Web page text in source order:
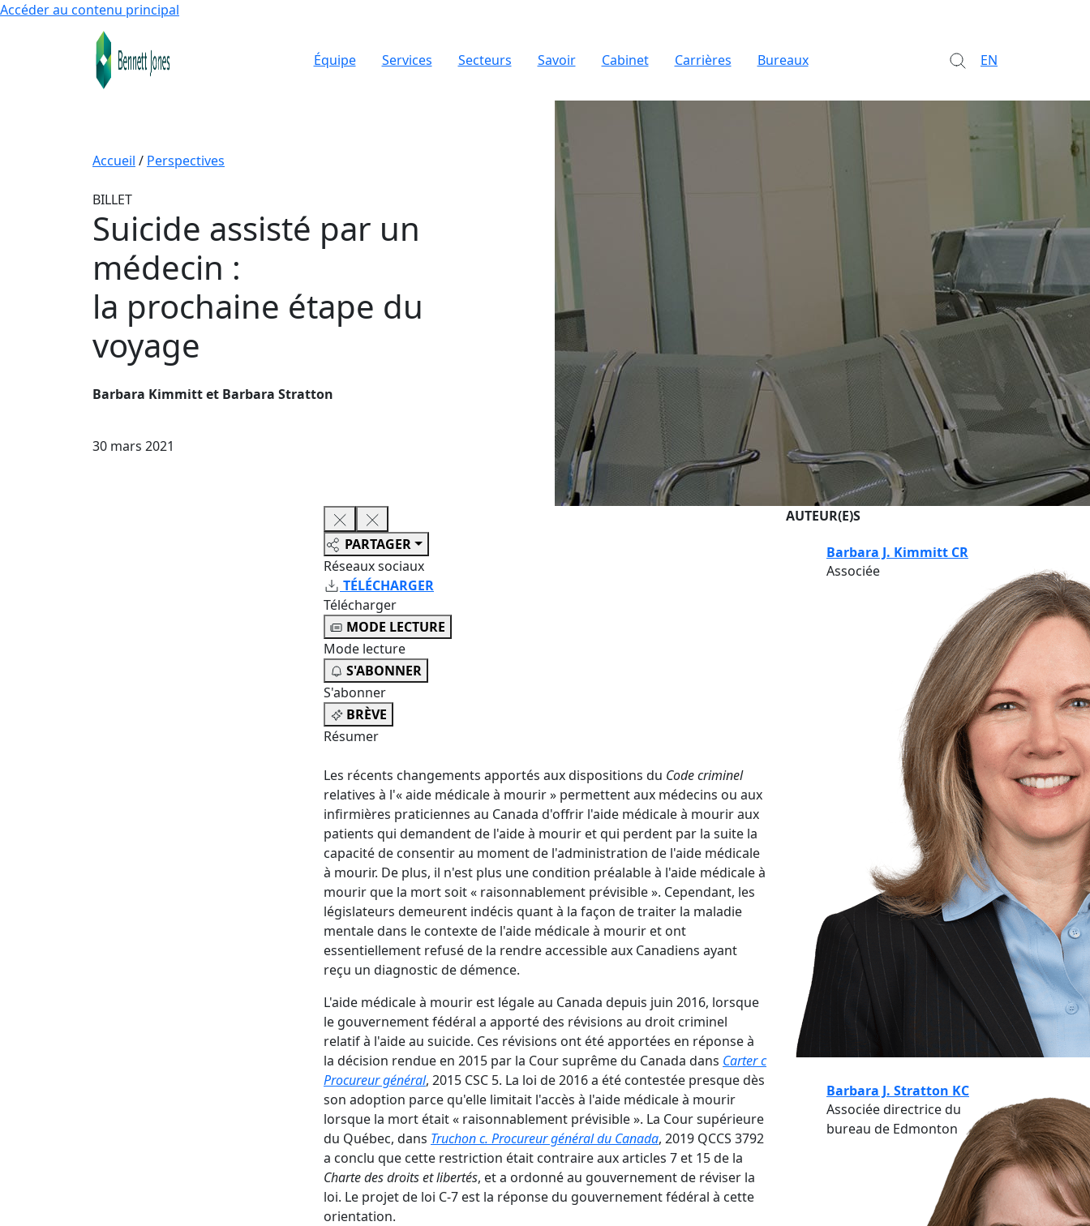
Accéder au contenu principal
Équipe Services Secteurs Savoir Cabinet Carrières Bureaux EN
Accueil / Perspectives
BILLET
Suicide assisté par un
médecin :
la prochaine étape du
voyage
Barbara Kimmitt et Barbara Stratton
30 mars 2021
PARTAGER
Réseaux sociaux
TÉLÉCHARGER
Télécharger
MODE LECTURE
Mode lecture
S'ABONNER
S'abonner
BRÈVE
Résumer
Les récents changements apportés aux dispositions du Code criminel
relatives à l'« aide médicale à mourir » permettent aux médecins ou aux
infirmières praticiennes au Canada d'offrir l'aide médicale à mourir aux
patients qui demandent de l'aide à mourir et qui perdent par la suite la
capacité de consentir au moment de l'administration de l'aide médicale
à mourir. De plus, il n'est plus une condition préalable à l'aide médicale à
mourir que la mort soit « raisonnablement prévisible ». Cependant, les
législateurs demeurent indécis quant à la façon de traiter la maladie
mentale dans le contexte de l'aide médicale à mourir et ont
essentiellement refusé de la rendre accessible aux Canadiens ayant
reçu un diagnostic de démence.
L'aide médicale à mourir est légale au Canada depuis juin 2016, lorsque
le gouvernement fédéral a apporté des révisions au droit criminel
relatif à l'aide au suicide. Ces révisions ont été apportées en réponse à
la décision rendue en 2015 par la Cour suprême du Canada dans Carter c
Procureur général, 2015 CSC 5. La loi de 2016 a été contestée presque dès
son adoption parce qu'elle limitait l'accès à l'aide médicale à mourir
lorsque la mort était « raisonnablement prévisible ». La Cour supérieure
du Québec, dans Truchon c. Procureur général du Canada, 2019 QCCS 3792
a conclu que cette restriction était contraire aux articles 7 et 15 de la
Charte des droits et libertés, et a ordonné au gouvernement de réviser la
loi. Le projet de loi C-7 est la réponse du gouvernement fédéral à cette
orientation.
AUTEUR(E)S
Barbara J. Kimmitt CR
Associée
Barbara J. Stratton KC
Associée directrice du
bureau de Edmonton